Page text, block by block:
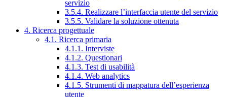
servizio
3.5.4. Realizzare l’interfaccia utente del servizio
3.5.5. Validare la soluzione ottenuta
4. Ricerca progettuale
4.1. Ricerca primaria
4.1.1. Interviste
4.1.2. Questionari
4.1.3. Test di usabilità
4.1.4. Web analytics
4.1.5. Strumenti di mappatura dell’esperienza
utente